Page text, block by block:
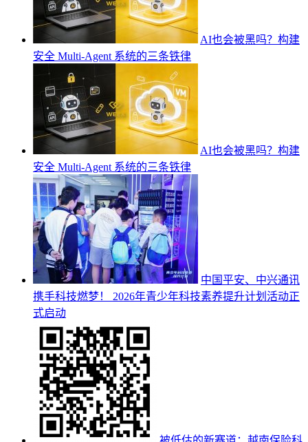
AI也会被黑吗？构建
安全 Multi-Agent 系统的三条铁律
AI也会被黑吗？构建
安全 Multi-Agent 系统的三条铁律
中国平安、中兴通讯
携手科技燃梦！ 2026年青少年科技素养提升计划活动正
式启动